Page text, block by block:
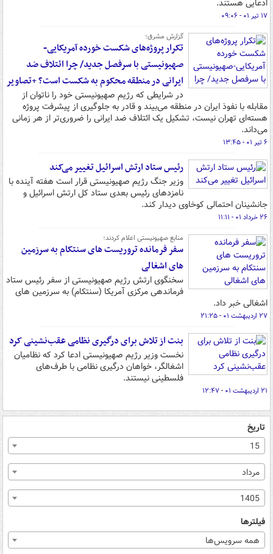
ادعایی هستند.
۱۷ تیر ۰۱ - ۰۹:۰۶
گزارش مشرق؛
تکرار پروژه‌های شکست خورده آمریکایی-
صهیونیستی با سرفصل جدید/ چرا ائتلاف ضد
ایرانی در منطقه محکوم به شکست است؟ +تصاویر
در شرایطی که رژیم صهیونیستی خود را ناتوان از
مقابله با نفوذ ایران در منطقه می‌بیند و قادر به جلوگیری از پیشرفت پروژه
هسته‌ای‌ تهران نیست، تشکیل یک ائتلاف ضد ایرانی را ضروری‌تر از هر زمانی
می‌داند.
۶ تیر ۰۱ - ۱۳:۴۵
رئیس ستاد ارتش اسرائیل تغییر می‌کند
وزیر جنگ رژیم صهیونیستی قرار است هفته آینده با
نامزدهای رئیس بعدی ستاد کل ارتش اسرائیل و
جانشینان احتمالی کوخاوی دیدار کند.
۲۶ خرداد ۰۱ - ۱۱:۱۱
منابع صهیونیستی اعلام کردند؛
سفر فرمانده تروریست های سنتکام به سرزمین
های اشغالی
سخنگوی ارتش رژیم صهیونیستی از سفر رئیس ستاد
فرماندهی مرکزی آمریکا (سنتکام) به سرزمین های
اشغالی خبر داد.
۲۷ اردیبهشت ۰۱ - ۲۱:۲۵
بنت از تلاش برای درگیری نظامی عقب‌نشینی کرد
نخست وزیر رژیم صهیونیستی ادعا کرد که نظامیان
اشغالگر، خواهان درگیری نظامی با طرف‌های
فلسطینی نیستند.
۲۱ اردیبهشت ۰۱ - ۱۲:۴۷
تاریخ
15
مرداد
1405
فیلترها
همه سرویس‌ها